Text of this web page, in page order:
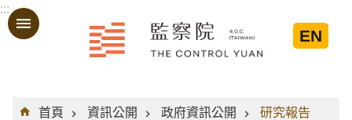
跳到主要內容區塊
:::
EN
:::
首頁
資訊公開 政府資訊公開 研究報告